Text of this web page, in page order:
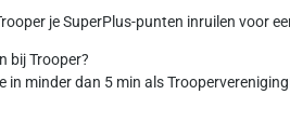
je SuperPlus-punten inruilen voor
bij Trooper?
in minder dan 5 min als